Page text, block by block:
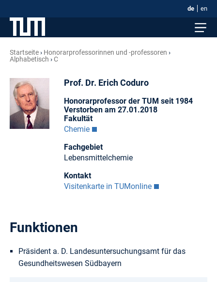
de en
Startseite
Honorar­professorinnen und -professoren
Alphabetisch
C
Prof. Dr. Erich Coduro
Honorarprofessor der TUM seit 1984
Verstorben am 27.01.2018
Fakultät
Chemie
Fachgebiet
Lebensmittelchemie
Kontakt
Visitenkarte in TUMonline
Funktionen
Präsident a. D. Landesuntersuchungsamt für das
Gesundheitswesen Südbayern